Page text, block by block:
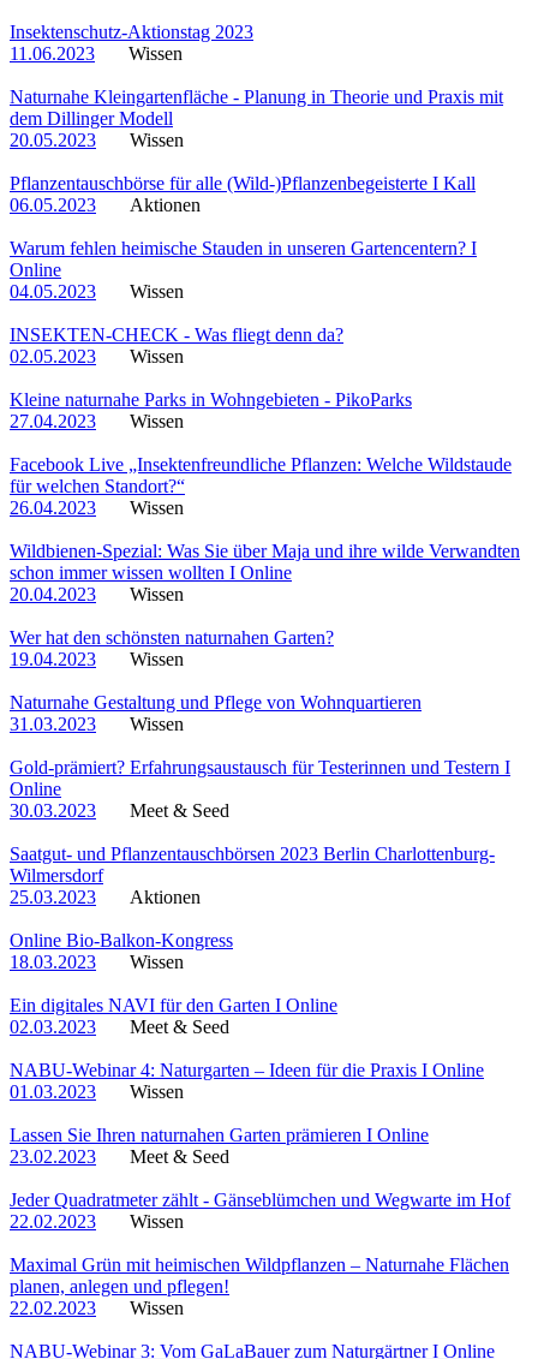
Insektenschutz-Aktionstag 2023
11.06.2023
Wissen
Naturnahe Kleingartenfläche - Planung in Theorie und Praxis mit
dem Dillinger Modell
20.05.2023
Wissen
Pflanzentauschbörse für alle (Wild-)Pflanzenbegeisterte I Kall
06.05.2023
Aktionen
Warum fehlen heimische Stauden in unseren Gartencentern? I
Online
04.05.2023
Wissen
INSEKTEN-CHECK - Was fliegt denn da?
02.05.2023
Wissen
Kleine naturnahe Parks in Wohngebieten - PikoParks
27.04.2023
Wissen
Facebook Live „Insektenfreundliche Pflanzen: Welche Wildstaude
für welchen Standort?“
26.04.2023
Wissen
Wildbienen-Spezial: Was Sie über Maja und ihre wilde Verwandten
schon immer wissen wollten I Online
20.04.2023
Wissen
Wer hat den schönsten naturnahen Garten?
19.04.2023
Wissen
Naturnahe Gestaltung und Pflege von Wohnquartieren
31.03.2023
Wissen
Gold-prämiert? Erfahrungsaustausch für Testerinnen und Testern I
Online
30.03.2023
Meet & Seed
Saatgut- und Pflanzentauschbörsen 2023 Berlin Charlottenburg-
Wilmersdorf
25.03.2023
Aktionen
Online Bio-Balkon-Kongress
18.03.2023
Wissen
Ein digitales NAVI für den Garten I Online
02.03.2023
Meet & Seed
NABU-Webinar 4: Naturgarten – Ideen für die Praxis I Online
01.03.2023
Wissen
Lassen Sie Ihren naturnahen Garten prämieren I Online
23.02.2023
Meet & Seed
Jeder Quadratmeter zählt - Gänseblümchen und Wegwarte im Hof
22.02.2023
Wissen
Maximal Grün mit heimischen Wildpflanzen – Naturnahe Flächen
planen, anlegen und pflegen!
22.02.2023
Wissen
NABU-Webinar 3: Vom GaLaBauer zum Naturgärtner I Online